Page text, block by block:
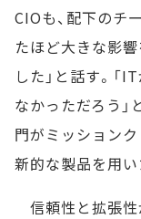
CIOも、配下のチ
たほど大きな影響
した」と話す。「
なかっただろう」
門がミッション
新的な製品を用い
信頼性と拡張性